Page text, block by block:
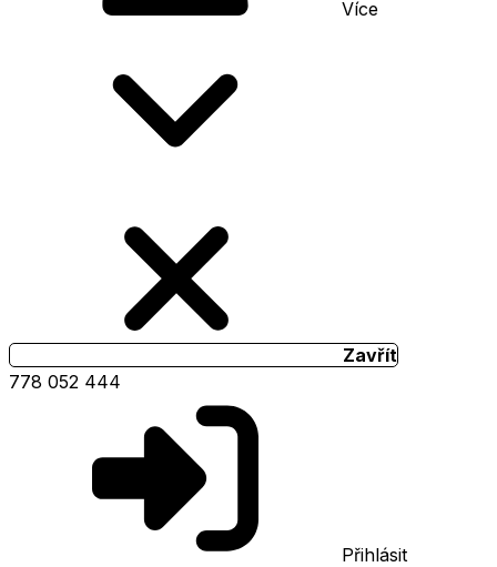
Více
Zavřít
778 052 444
Přihlásit